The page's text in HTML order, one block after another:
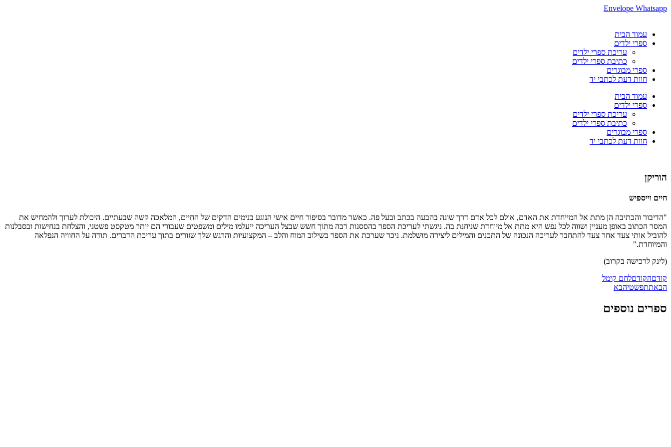
Envelope Whatsapp
עמוד הבית
ספרי ילדים
עריכת ספרי ילדים
כתיבת ספרי ילדים
ספרי מבוגרים
חוות דעת לכתבי יד
עמוד הבית
ספרי ילדים
עריכת ספרי ילדים
כתיבת ספרי ילדים
ספרי מבוגרים
חוות דעת לכתבי יד
הוריקן
חיים וייספיש
"הדיבור והכתיבה הן מתת אל המייחדת את האדם, אולם לכל אדם דרך שונה בהבעה בכתב ובעל פה. כאשר מדובר בסיפור חיים אישי הנוגע בנימים הדקים של החיים, המלאכה קשה שבעתיים. היכולת לערוך ולהמחיש את
המסר הכתוב באופן מעניין ושווה לכל נפש היא מתת אל מיוחדת שניחנת בה. ניגשתי לעריכת הספר בהססנות רבה מתוך חשש שבצל העריכה ייעלמו מילים ומשפטים שעבורי הם יותר מטקסט פשטני, והצלחת בנחישות ובסבלנות
להוביל אותי צעד אחר צעד להתחבר לעריכה הנכונה של התכנים והמילים ליצירה מושלמת. ניכר שערכת את הספר בשילוב המוח והלב – המקצועיות והרגש שלך שזורים בתוך עריכת הדברים. תודה על החוויה הנפלאה
והמיוחדת."
(לינק לרכישה בקרוב)
קודםהקודםלחם קימל
הבאתתפשטיהבא
ספרים נוספים